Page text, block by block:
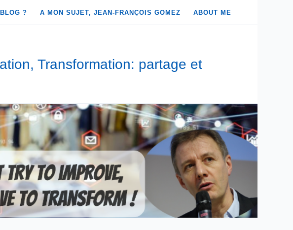
? A MON SUJET, JEAN-FRANÇOIS GOMEZ ABOUT ME
Transformation: partage et